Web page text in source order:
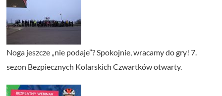
Noga jeszcze „nie podaje”? Spokojnie, wracamy do gry! 7.
sezon Bezpiecznych Kolarskich Czwartków otwarty.